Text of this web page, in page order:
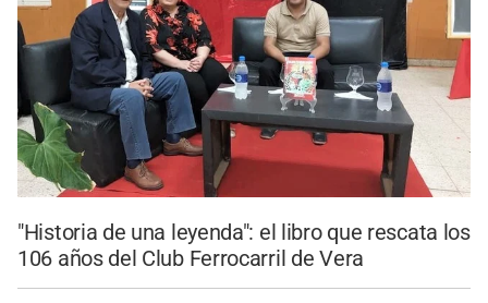
"Historia de una leyenda": el libro que rescata los
106 años del Club Ferrocarril de Vera